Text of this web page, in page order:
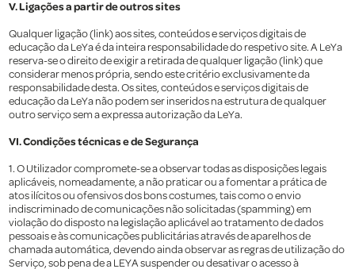
V. Ligações a partir de outros sites
Qualquer ligação (link) aos sites, conteúdos e serviços digitais de
educação da LeYa é da inteira responsabilidade do respetivo site. A LeYa
reserva-se o direito de exigir a retirada de qualquer ligação (link) que
considerar menos própria, sendo este critério exclusivamente da
responsabilidade desta. Os sites, conteúdos e serviços digitais de
educação da LeYa não podem ser inseridos na estrutura de qualquer
outro serviço sem a expressa autorização da LeYa.
VI. Condições técnicas e de Segurança
1. O Utilizador compromete-se a observar todas as disposições legais
aplicáveis, nomeadamente, a não praticar ou a fomentar a prática de
atos ilícitos ou ofensivos dos bons costumes, tais como o envio
indiscriminado de comunicações não solicitadas (spamming) em
violação do disposto na legislação aplicável ao tratamento de dados
pessoais e às comunicações publicitárias através de aparelhos de
chamada automática, devendo ainda observar as regras de utilização do
Serviço, sob pena de a LEYA suspender ou desativar o acesso à